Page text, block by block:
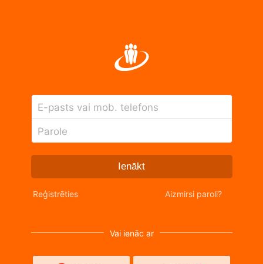
E-pasts vai mob. telefons
Parole
Ienākt
Reģistrēties Aizmirsi paroli?
Vai ienāc ar